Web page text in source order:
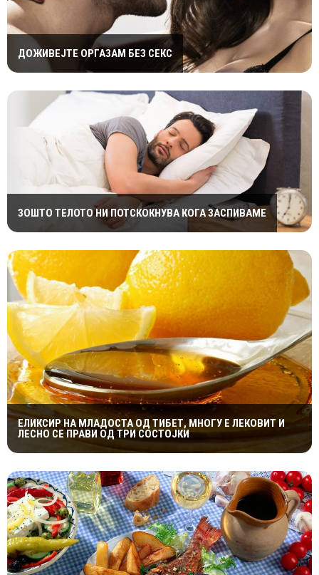
ДОЖИВЕЈТЕ ОРГАЗАМ БЕЗ СЕКС
ЗОШТО ТЕЛОТО НИ ПОТСКОКНУВА КОГА ЗАСПИВАМЕ
ЕЛИКСИР НА МЛАДОСТА ОД ТИБЕТ, МНОГУ Е ЛЕКОВИТ И
ЛЕСНО СЕ ПРАВИ ОД ТРИ СОСТОЈКИ